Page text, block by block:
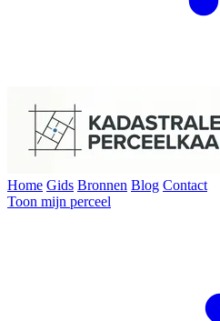
Home Gids Bronnen Blog Contact
Toon mijn perceel